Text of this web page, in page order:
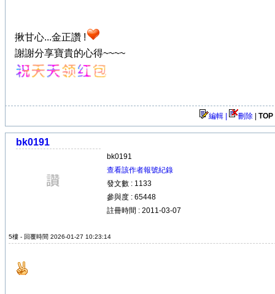
揪甘心...金正讚 !
謝謝分享寶貴的心得~~~~
編輯 | 刪除 TOP
bk0191
bk0191
查看該作者報號紀錄
發文數 : 1133
參與度 : 65448
註冊時間 : 2011-03-07
5樓 - 回覆時間 2026-01-27 10:23:14